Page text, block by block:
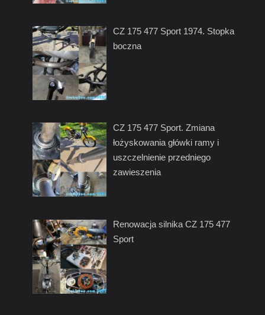
CZ 175 477 Sport 1974. Stopka
boczna
CZ 175 477 Sport. Zmiana
łożyskowania główki ramy i
uszczelnienie przedniego
zawieszenia
Renowacja silnika CZ 175 477
Sport